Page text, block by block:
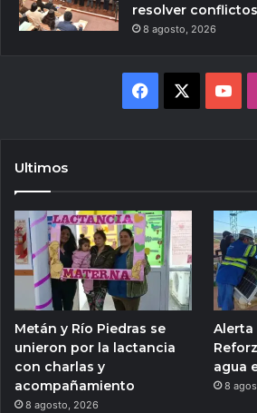
resolver conflictos
8 agosto, 2026
Facebook
Ultimos
Metán y Río Piedras se
unieron por la lactancia
con charlas y
acompañamiento
8 agosto, 2026
Alerta
agua
8